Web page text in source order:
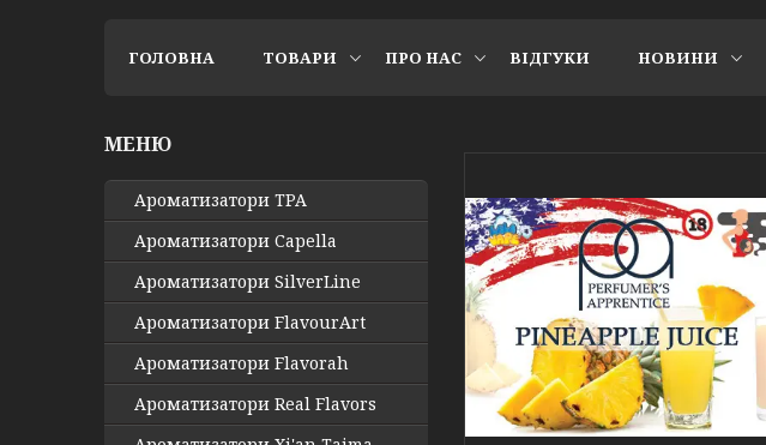
ГОЛОВНА ТОВАРИ ПРО НАС ВІДГУКИ НОВИНИ
Ароматизатори TPA
Ароматизатори Capella
Ароматизатори SilverLine
Ароматизатори FlavourArt
Ароматизатори Flavorah
Ароматизатори Real Flavors